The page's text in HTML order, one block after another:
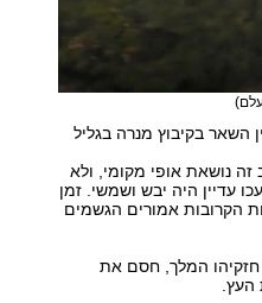
השאר בקיבוץ מנרה בגליל
נושאת אופי מקומי, ולא
עדיין היה יבש ושמשי. זמן
הקרובות אמורים הגשמים
חזקיהו המלך, חסם את
העץ.